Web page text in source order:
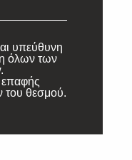
υπεύθυνη
όλων των
του θεσμού.